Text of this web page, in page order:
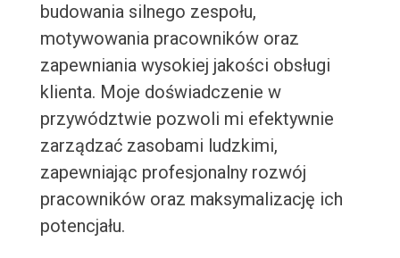
budowania silnego zespołu,
motywowania pracowników oraz
zapewniania wysokiej jakości obsługi
klienta. Moje doświadczenie w
przywództwie pozwoli mi efektywnie
zarządzać zasobami ludzkimi,
zapewniając profesjonalny rozwój
pracowników oraz maksymalizację ich
potencjału.